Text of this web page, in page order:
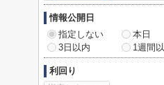
情報公開日
指定しない
本日
3日以内
1週間
利回り